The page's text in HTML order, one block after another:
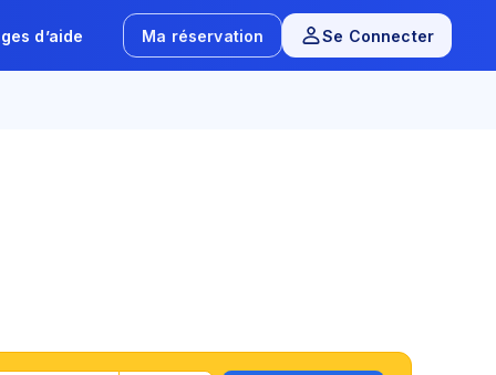
d’aide Ma réservation Se Connecter